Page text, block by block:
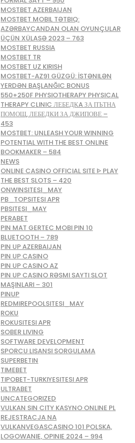
MOSTBET AZERBAIJAN
MOSTBET MOBIL TƏTBIQ:
AZƏRBAYCANDAN OLAN OYUNÇULAR
ÜÇÜN XÜLASƏ 2023 – 763
MOSTBET RUSSIA
MOSTBET TR
MOSTBET UZ KIRISH
MOSTBET-AZ91 GÜZGÜ: İSTƏNILƏN
YERDƏN BAŞLANĞIC BONUS
550+250F PHYSIOTHERAPY PHYSICAL
THERAPY CLINIC ЛЕБЕДКA ЗА ПЪТНА
ПОМОЩ, ЛЕБЕДКИ ЗА ДЖИПОВЕ –
453
MOSTBET: UNLEASH YOUR WINNING
POTENTIAL WITH THE BEST ONLINE
BOOKMAKER – 584
NEWS
ONLINE CASINO OFFICIAL SITE ᐈ PLAY
THE BEST SLOTS – 420
ONWINSITESI_MAY
PB_TOPSITESI APR
PBSITESI_MAY
PERABET
PIN MAT GERTEC MOBI PIN 10
BLUETOOTH – 789
PIN UP AZERBAIJAN
PIN UP CASINO
PIN UP CASINO AZ
PIN UP CASINO RƏSMI SAYTI SLOT
MAŞINLARI – 301
PINUP
REDMIREPOOLSITESI_MAY
ROKU
ROKUSITESI APR
SOBER LIVING
SOFTWARE DEVELOPMENT
SPORCU LISANSI SORGULAMA
SUPERBETIN
TIMEBET
TIPOBET-TURKIYESITESI APR
ULTRABET
UNCATEGORIZED
VULKAN SIN CITY KASYNO ONLINE PL
REJESTRACJA NA
VULKANVEGASCASINO 101 POLSKA,
LOGOWANIE, OPINIE 2024 – 994